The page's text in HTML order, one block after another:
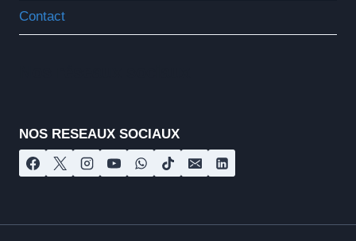
Contact
NOS RESEAUX SOCIAUX